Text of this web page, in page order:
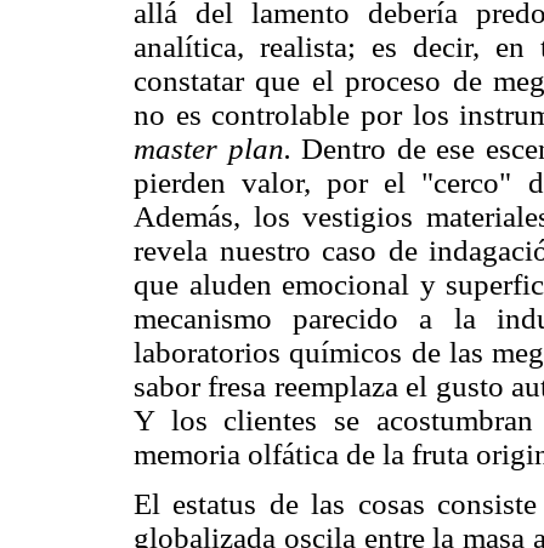
allá del lamento debería
analítica, realista; es decir,
constatar que el proceso de
no es controlable por los
master plan. Dentro de ese
pierden valor, por el "cerco"
Además, los vestigios
revela nuestro caso de
que aluden emocional y
mecanismo parecido a la
laboratorios químicos de las
sabor fresa reemplaza el gusto
Y los clientes se
memoria olfática de la fruta
El estatus de las cosas
globalizada oscila entre la